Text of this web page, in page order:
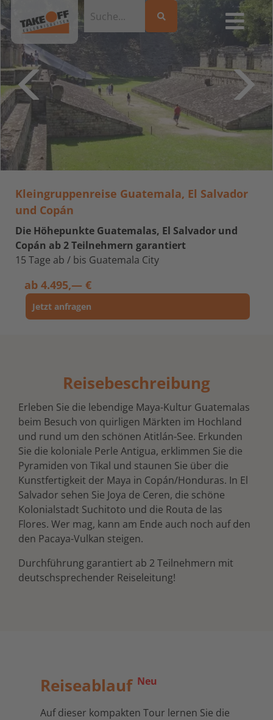
Kleingruppenreise Guatemala, El Salvador
und Copán
Die Höhepunkte Guatemalas, El Salvador und
Copán ab 2 Teilnehmern garantiert
15 Tage ab / bis Guatemala City
ab 4.495,— €
Jetzt anfragen
Reisebeschreibung
Erleben Sie die lebendige Maya-Kultur Guatemalas
beim Besuch von quirligen Märkten im Hochland
und rund um den schönen Atitlán-See. Erkunden
Sie die koloniale Perle Antigua, erklimmen Sie die
Pyramiden von Tikal und staunen Sie über die
Kunstfertigkeit der Maya in Copán/Honduras. In El
Salvador sehen Sie Joya de Ceren, die schöne
Kolonialstadt Suchitoto und die Routa de las
Flores. Wer mag, kann am Ende auch noch auf den
den Pacaya-Vulkan steigen.
Durchführung garantiert ab 2 Teilnehmern mit
deutschsprechender Reiseleitung!
Reiseablauf Neu
Auf dieser kompakten Tour lernen Sie die